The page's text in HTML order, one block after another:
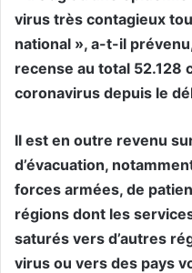
virus très contagieux
national », a-t-il
recense au total 52.128
coronavirus depuis le
Il est en outre revenu
d’évacuation,
forces armées, de
régions dont les
saturés vers d’autres
virus ou vers des pays